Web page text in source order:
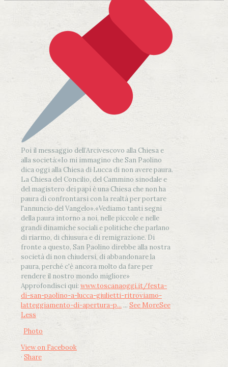
Poi il messaggio dell’Arcivescovo alla Chiesa e
alla società:«Io mi immagino che San Paolino
dica oggi alla Chiesa di Lucca di non avere paura.
La Chiesa del Concilio, del Cammino sinodale e
del magistero dei papi è una Chiesa che non ha
paura di confrontarsi con la realtà per portare
l'annuncio del Vangelo».«Vediamo tanti segni
della paura intorno a noi, nelle piccole e nelle
grandi dinamiche sociali e politiche che parlano
di riarmo, di chiusura e di remigrazione. Di
fronte a questo, San Paolino direbbe alla nostra
società di non chiudersi, di abbandonare la
paura, perché c'è ancora molto da fare per
rendere il nostro mondo migliore»
Approfondisci qui: www.toscanaoggi.it/festa-
di-san-paolino-a-lucca-giulietti-ritroviamo-
latteggiamento-di-apertura-p... ... See MoreSee
Less
Photo
View on Facebook
· Share